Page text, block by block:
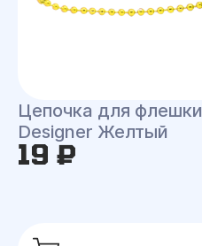
Цепочка для флешки
Designer Желтый
19 ₽